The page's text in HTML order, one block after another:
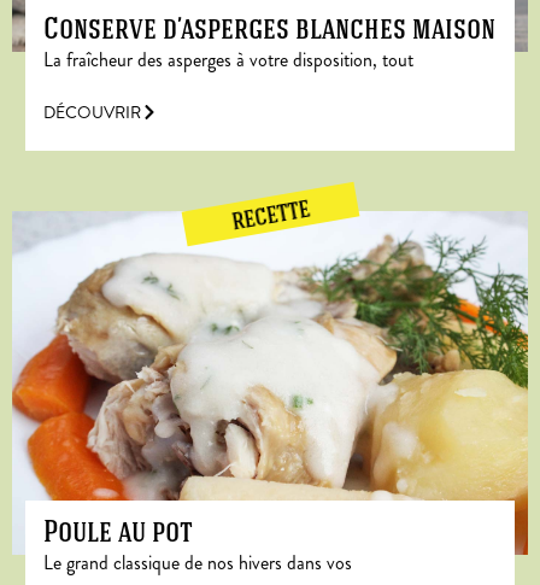
Conserve d’asperges blanches maison
La fraîcheur des asperges à votre disposition, tout
DÉCOUVRIR
RECETTE
Poule au pot
Le grand classique de nos hivers dans vos